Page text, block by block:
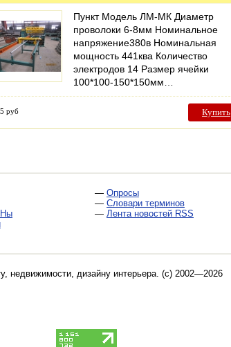
Пункт Модель ЛМ-МК Диаметр
проволоки 6-8мм Номинальное
напряжение380в Номинальная
мощность 441ква Количество
электродов 14 Размер ячейки
100*100-150*150мм…
руб Купить
— Опросы
— Словари терминов
— Лента новостей RSS
недвижимости, дизайну интерьера. (c) 2002—2026